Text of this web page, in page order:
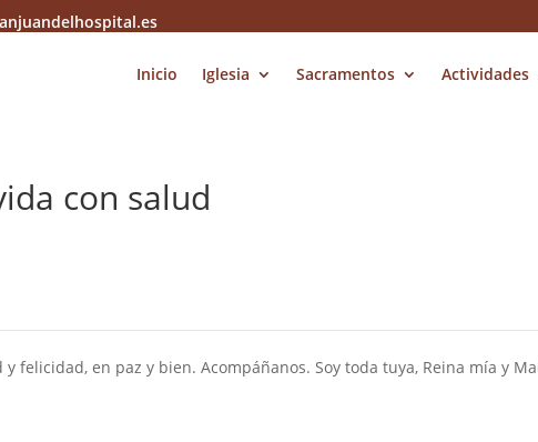
Inicio Iglesia Sacramentos Actividades
con salud
y felicidad, en paz y bien. Acompáñanos. Soy toda tuya, Reina mía y